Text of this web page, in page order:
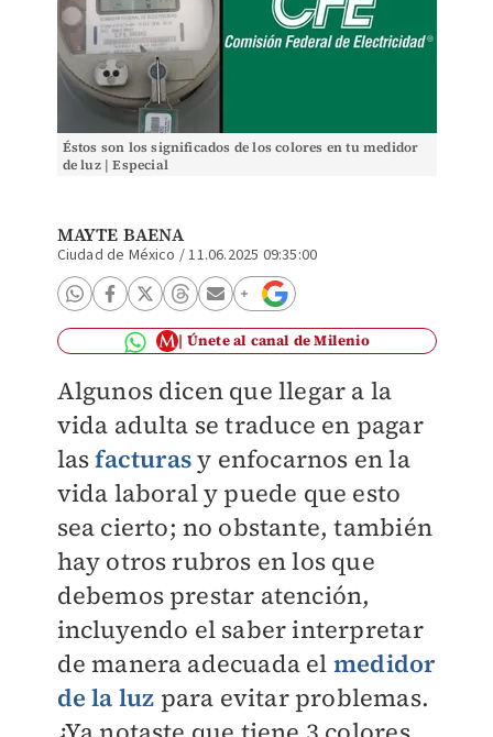
Éstos son los significados de los colores en tu medidor
de luz | Especial
MAYTE BAENA
Ciudad de México /11.06.2025 09:35:00
Únete al canal de Milenio
Algunos dicen que llegar a la
vida adulta se traduce en pagar
lasfacturasy enfocarnos en la
vida laboral y puede que esto
sea cierto; no obstante, también
hay otros rubros en los que
debemos prestar atención,
incluyendo el saber interpretar
de manera adecuada el medidor
de la luz para evitar problemas.